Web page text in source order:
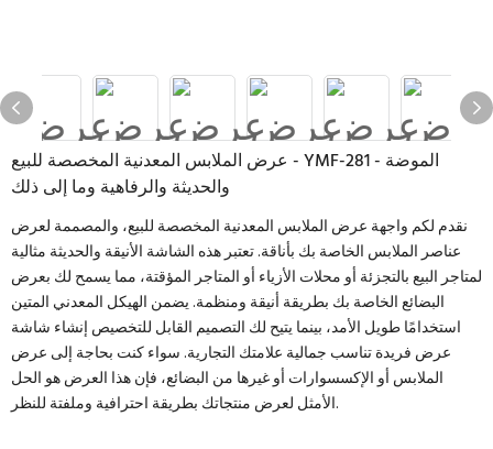
عرض الملابس المعدنية المخصصة للبيع - YMF-281 - الموضة
والحديثة والرفاهية وما إلى ذلك
نقدم لكم واجهة عرض الملابس المعدنية المخصصة للبيع، والمصممة لعرض
عناصر الملابس الخاصة بك بأناقة. تعتبر هذه الشاشة الأنيقة والحديثة مثالية
لمتاجر البيع بالتجزئة أو محلات الأزياء أو المتاجر المؤقتة، مما يسمح لك بعرض
البضائع الخاصة بك بطريقة أنيقة ومنظمة. يضمن الهيكل المعدني المتين
استخدامًا طويل الأمد، بينما يتيح لك التصميم القابل للتخصيص إنشاء شاشة
عرض فريدة تناسب جمالية علامتك التجارية. سواء كنت بحاجة إلى عرض
الملابس أو الإكسسوارات أو غيرها من البضائع، فإن هذا العرض هو الحل
الأمثل لعرض منتجاتك بطريقة احترافية وملفتة للنظر.